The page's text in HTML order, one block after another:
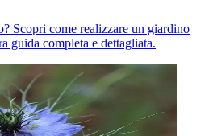
Scopri come realizzare un giardino
guida completa e dettagliata.